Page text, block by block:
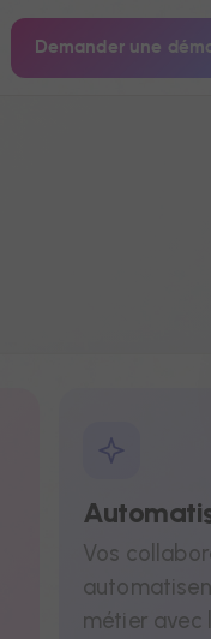
Demander une
Vos
métier avec